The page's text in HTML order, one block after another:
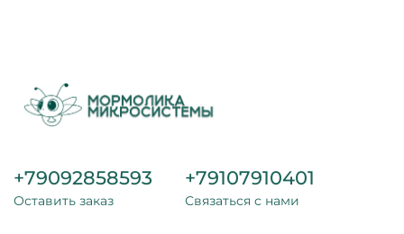
+79092858593
Оставить заказ
+79107910401
Связаться с нами